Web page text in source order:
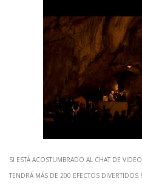
Si está acostumbrado al chat de
tendrá más de 200 efectos